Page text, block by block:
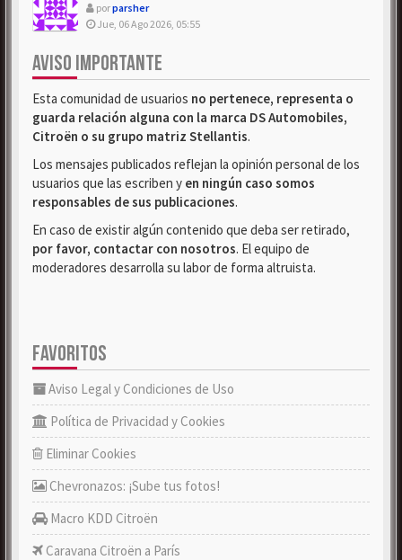
porparsher
Jue, 06 Ago 2026, 05:55
AVISO IMPORTANTE
Esta comunidad de usuarios no pertenece, representa o
guarda relación alguna con la marca DS Automobiles,
Citroën o su grupo matriz Stellantis.
Los mensajes publicados reflejan la opinión personal de los
usuarios que las escriben y en ningún caso somos
responsables de sus publicaciones.
En caso de existir algún contenido que deba ser retirado,
por favor, contactar con nosotros. El equipo de
moderadores desarrolla su labor de forma altruista.
FAVORITOS
Aviso Legal y Condiciones de Uso
Política de Privacidad y Cookies
Eliminar Cookies
Chevronazos: ¡Sube tus fotos!
Macro KDD Citroën
Caravana Citroën a París